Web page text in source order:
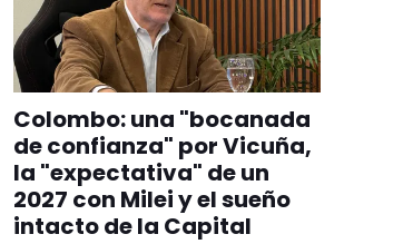
Colombo: una "bocanada
de confianza" por Vicuña,
la "expectativa" de un
2027 con Milei y el sueño
intacto de la Capital